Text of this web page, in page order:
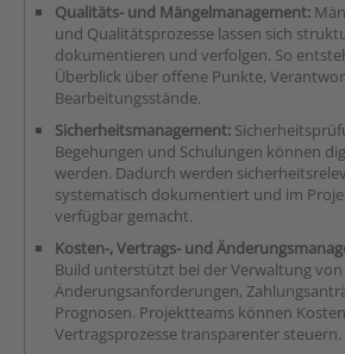
Qualitäts- und Mängelmanagement:
und Qualitätsprozesse lassen sich
dokumentieren und verfolgen. So
Überblick über offene Punkte,
Bearbeitungsstände.
Sicherheitsmanagement:
Begehungen und Schulungen können
werden. Dadurch werden
systematisch dokumentiert und im
verfügbar gemacht.
Kosten-, Vertrags- und
Build unterstützt bei der Verwaltung von
Änderungsanforderungen,
Prognosen. Projektteams können
Vertragsprozesse transparenter steuern.